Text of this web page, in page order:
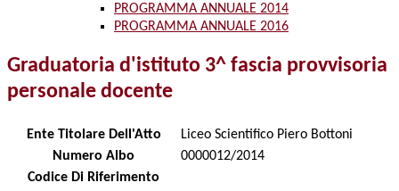
PROGRAMMA ANNUALE 2014
PROGRAMMA ANNUALE 2016
Graduatoria d'istituto 3^ fascia provvisoria
personale docente
Ente Titolare Dell'Atto
Liceo Scientifico Piero Bottoni
Numero Albo
0000012/2014
Codice Di Riferimento